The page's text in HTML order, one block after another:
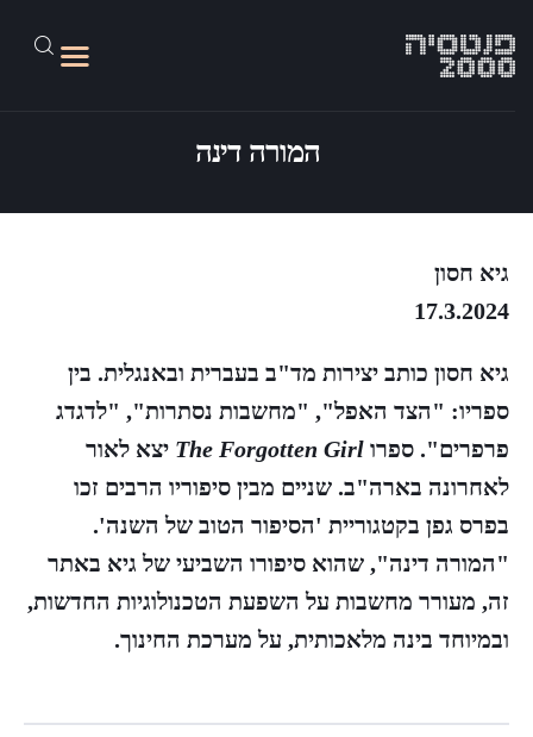
המורה דינה
על האתר
מד״בלוג
קישורים
גיא חסון
17.3.2024
גיא חסון כותב יצירות מד"ב בעברית ובאנגלית. בין
ספריו: "הצד האפל", "מחשבות נסתרות", "לדגדג
פרפרים". ספרו The Forgotten Girl יצא לאור
לאחרונה בארה"ב. שניים מבין סיפוריו הרבים זכו
בפרס גפן בקטגוריית 'הסיפור הטוב של השנה'.
"המורה דינה", שהוא סיפורו השביעי של גיא באתר
זה, מעורר מחשבות על השפעת הטכנולוגיות החדשות,
ובמיוחד בינה מלאכותית, על מערכת החינוך.